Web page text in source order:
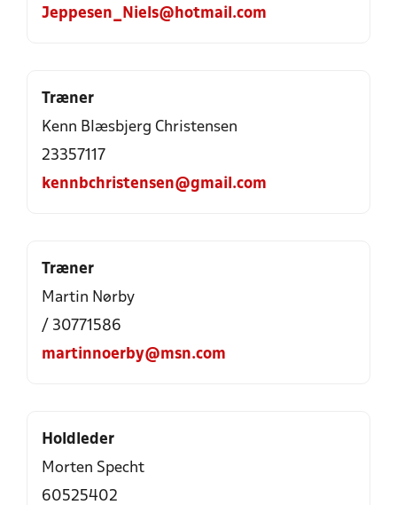
Jeppesen_Niels@hotmail.com
Træner
Kenn Blæsbjerg Christensen
23357117
kennbchristensen@gmail.com
Træner
Martin Nørby
/ 30771586
martinnoerby@msn.com
Holdleder
Morten Specht
60525402